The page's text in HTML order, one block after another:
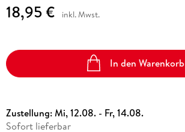
18,95 € inkl. Mwst.
In den Warenkorb
Zustellung:Mi, 12.08. - Fr, 14.08.
Sofort lieferbar